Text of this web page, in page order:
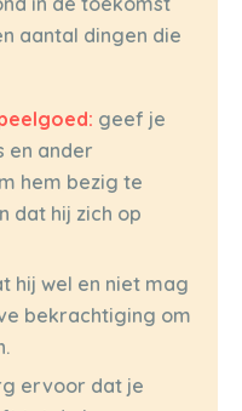
aantal dingen die
geef je
en ander
hem bezig te
dat hij zich op
hij wel en niet mag
bekrachtiging om
ervoor dat je